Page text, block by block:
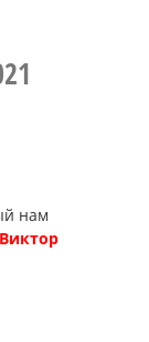
нам
Виктор